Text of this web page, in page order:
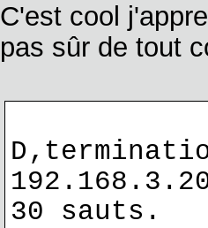
C'est cool
pas sûr de tout
30 sauts.